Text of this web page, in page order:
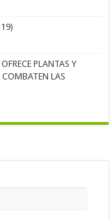
PLANTAS Y
LAS